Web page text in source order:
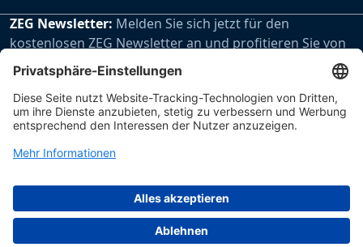
ZEG Newsletter: Melden Sie sich jetzt für den
kostenlosen ZEG Newsletter an und profitieren Sie von
den extra Vorteilen unseres regelmäßig erscheinenden
Newsletters.
Zur Newsletteranmeldung
Impressum Datenschutz Hinweisgebersystem